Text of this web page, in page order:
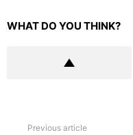
WHAT DO YOU THINK?
Previous article